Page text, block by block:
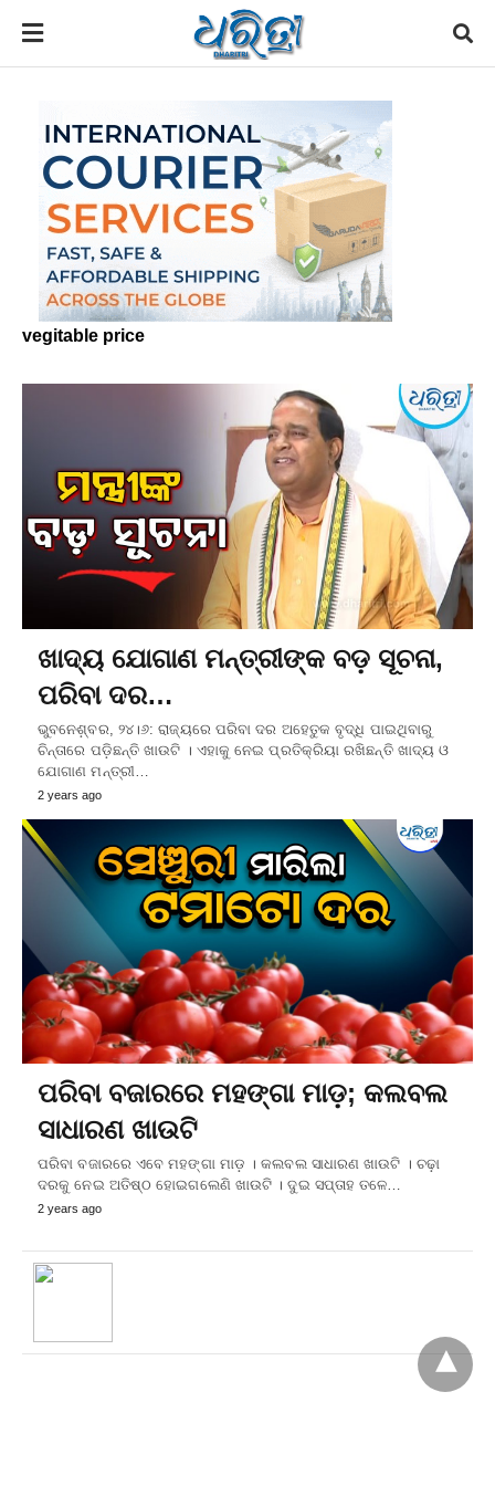
vegitable price
ଖାଦ୍ୟ ଯୋଗାଣ ମନ୍ତ୍ରୀଙ୍କ ବଡ଼ ସୂଚନା,
ପରିବା ଦର…
ଭୁବନେଶ଼୍ବର, ୨୪।୬: ରାଜ୍ୟରେ ପରିବା ଦର ଅହେତୁକ ବୃଦ୍ଧି ପାଇଥିବାରୁ
ଚିନ୍ତାରେ ପଡ଼ିଛନ୍ତି ଖାଉଟି । ଏହାକୁ ନେଇ ପ୍ରତିକ୍ରିୟା ରଖିଛନ୍ତି ଖାଦ୍ୟ ଓ
ଯୋଗାଣ ମନ୍ତ୍ରୀ…
2 years ago
ପରିବା ବଜାରରେ ମହଙ୍ଗା ମାଡ଼; କଲବଲ
ସାଧାରଣ ଖାଉଟି
ପରିବା ବଜାରରେ ଏବେ ମହଙ୍ଗା ମାଡ଼ । କଲବଲ ସାଧାରଣ ଖାଉଟି । ଚଢ଼ା
ଦରକୁ ନେଇ ଅତିଷ୍ଠ ହୋଇଗଲେଣି ଖାଉଟି । ଦୁଇ ସପ୍ତାହ ତଳେ…
2 years ago